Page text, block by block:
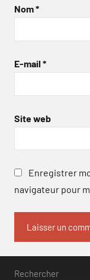
Nom*
E-mail *
Site web
Enregistrer
navigateur pour
Rechercher